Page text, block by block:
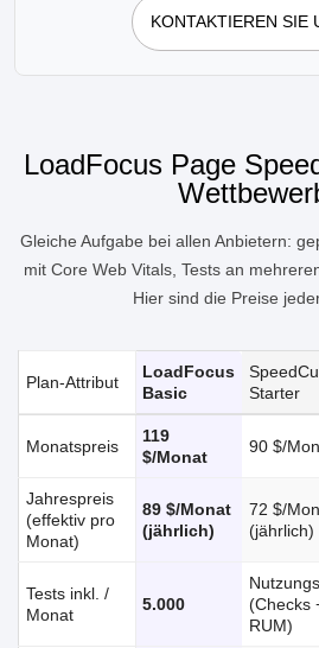
KONTAKTIEREN SIE
LoadFocus Page
Gleiche Aufgabe bei allen Anbietern:
mit Core Web Vitals, Tests an
Hier sind die Preise
LoadFocus Page Speed
Plan-Attribut
LoadFocus
Basic
Starter
Monatspreis
119
$/Monat
90 $/
Jahrespreis
(effektiv pro
Monat)
89 $/Monat
(jährlich)
72 $/
(jährlich)
Tests inkl. /
Monat
5.000
(Checks
RUM)